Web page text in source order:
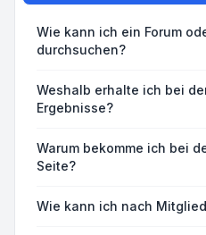
Wie kann ich ein Forum
durchsuchen?
Weshalb erhalte ich bei
Ergebnisse?
Warum bekomme ich bei
Seite?
Wie kann ich nach